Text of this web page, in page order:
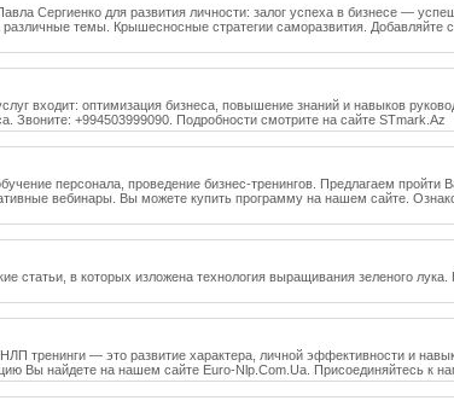
Сергиенко для развития личности: залог успеха в бизнесе —
темы. Крышесносные стратегии саморазвития. Добавляйте
входит: оптимизация бизнеса, повышение знаний и навыков
Звоните: +994503999090. Подробности смотрите на сайте STmark.Az
персонала, проведение бизнес-тренингов. Предлагаем пройти
вебинары. Вы можете купить программу на нашем сайте.
в которых изложена технология выращивания зеленого
тренинги — это развитие характера, личной эффективности и
Вы найдете на нашем сайте Euro-Nlp.Com.Ua. Присоединяйтесь к